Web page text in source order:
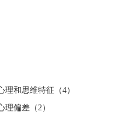
和思维特征（4）
偏差（2）